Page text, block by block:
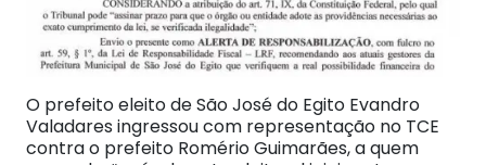
O prefeito eleito de São José do Egito Evandro
Valadares ingressou com representação no TCE
contra o prefeito Romério Guimarães, a quem